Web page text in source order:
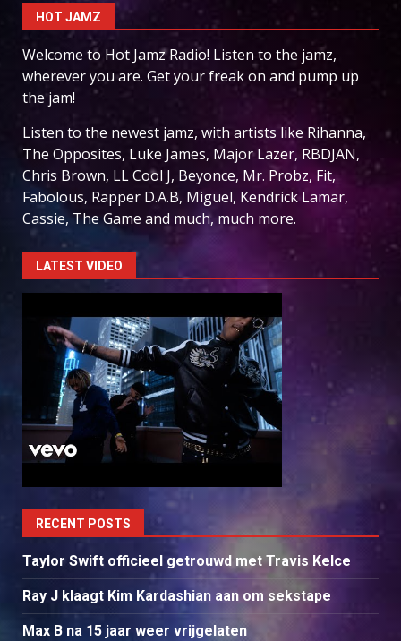
HOT JAMZ
Welcome to Hot Jamz Radio! Listen to the jamz,
wherever you are. Get your freak on and pump up
the jam!
Listen to the newest jamz, with artists like Rihanna,
The Opposites, Luke James, Major Lazer, RBDJAN,
Chris Brown, LL Cool J, Beyonce, Mr. Probz, Fit,
Fabolous, Rapper D.A.B, Miguel, Kendrick Lamar,
Cassie, The Game and much, much more.
LATEST VIDEO
RECENT POSTS
Taylor Swift officieel getrouwd met Travis Kelce
Ray J klaagt Kim Kardashian aan om sekstape
Max B na 15 jaar weer vrijgelaten